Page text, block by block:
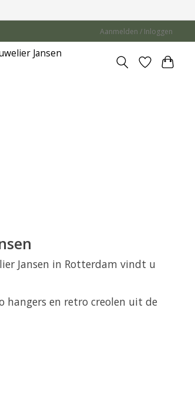
Aanmelden / Inloggen
Jansen
Jansen in Rotterdam vindt u
hangers en retro creolen uit de